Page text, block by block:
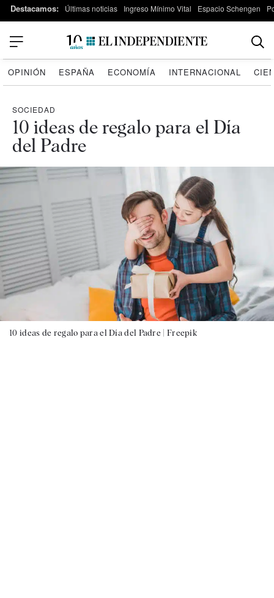
Destacamos: Últimas noticias Ingreso Mínimo Vital Espacio Schengen
OPINIÓN ESPAÑA ECONOMÍA INTERNACIONAL
SOCIEDAD
10 ideas de regalo para el Día
del Padre
10 ideas de regalo para el Día del Padre | Freepik